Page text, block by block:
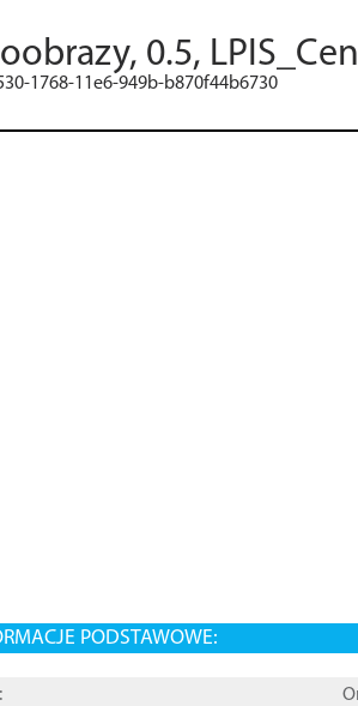
0.5,
1768-11e6-949b-b870f44b6730
PODSTAWOWE: